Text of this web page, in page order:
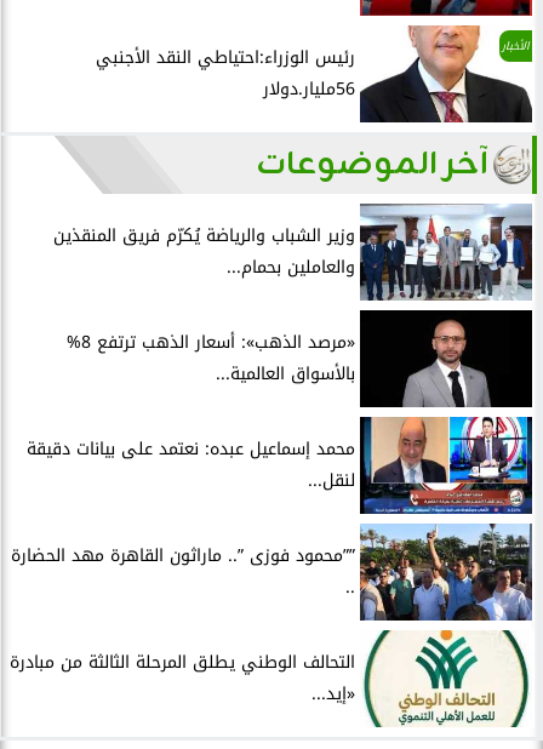
الأخبار
رئيس الوزراء:احتياطي النقد الأجنبي
56مليار.دولار
آخر الموضوعات
وزير الشباب والرياضة يُكرّم فريق المنقذين
والعاملين بحمام...
«مرصد الذهب»: أسعار الذهب ترتفع 8%
بالأسواق العالمية...
محمد إسماعيل عبده: نعتمد على بيانات دقيقة
لنقل...
””محمود فوزى ”.. ماراثون القاهرة مهد الحضارة
..
التحالف الوطني يطلق المرحلة الثالثة من مبادرة
«إيد...